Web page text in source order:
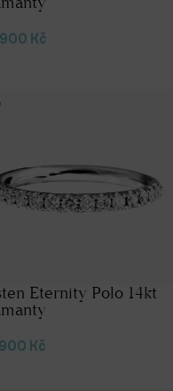
Kč
Eternity Polo 14kt
Kč